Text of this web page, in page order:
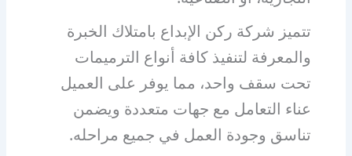
تتميز شركة ركن الإبداع بامتلاك الخبرة
والمعرفة لتنفيذ كافة أنواع الترميمات
تحت سقف واحد، مما يوفر على العميل
عناء التعامل مع جهات متعددة ويضمن
تناسق وجودة العمل في جميع مراحله.